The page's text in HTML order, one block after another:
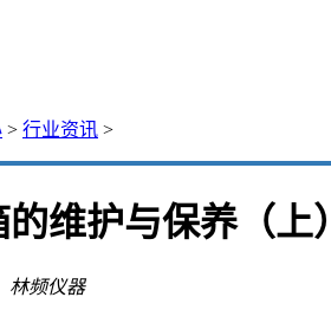
> 行业资讯 >
维护与保养（上）
林频仪器